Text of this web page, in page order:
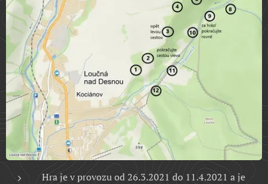
Hra je v provozu od 26.3.2021 do 11.4.2021 a je